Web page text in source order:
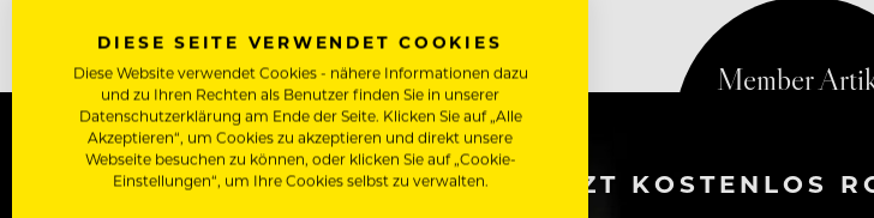
WERDE JETZT KOSTENLOS
DIESE SEITE VERWENDET COOKIES
Diese Website verwendet Cookies - nähere Informationen dazu
und zu Ihren Rechten als Benutzer finden Sie in unserer
Datenschutzerklärung am Ende der Seite. Klicken Sie auf „Alle
Akzeptieren“, um Cookies zu akzeptieren und direkt unsere
Webseite besuchen zu können, oder klicken Sie auf „Cookie-
Einstellungen“, um Ihre Cookies selbst zu verwalten.